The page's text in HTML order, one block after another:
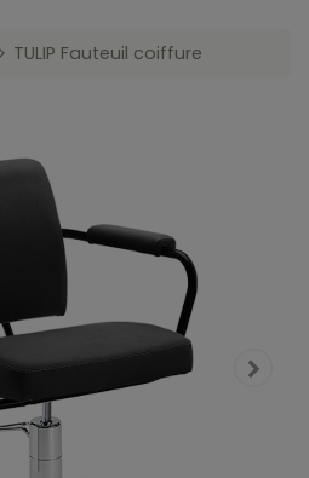
TULIP Fauteuil coiffure